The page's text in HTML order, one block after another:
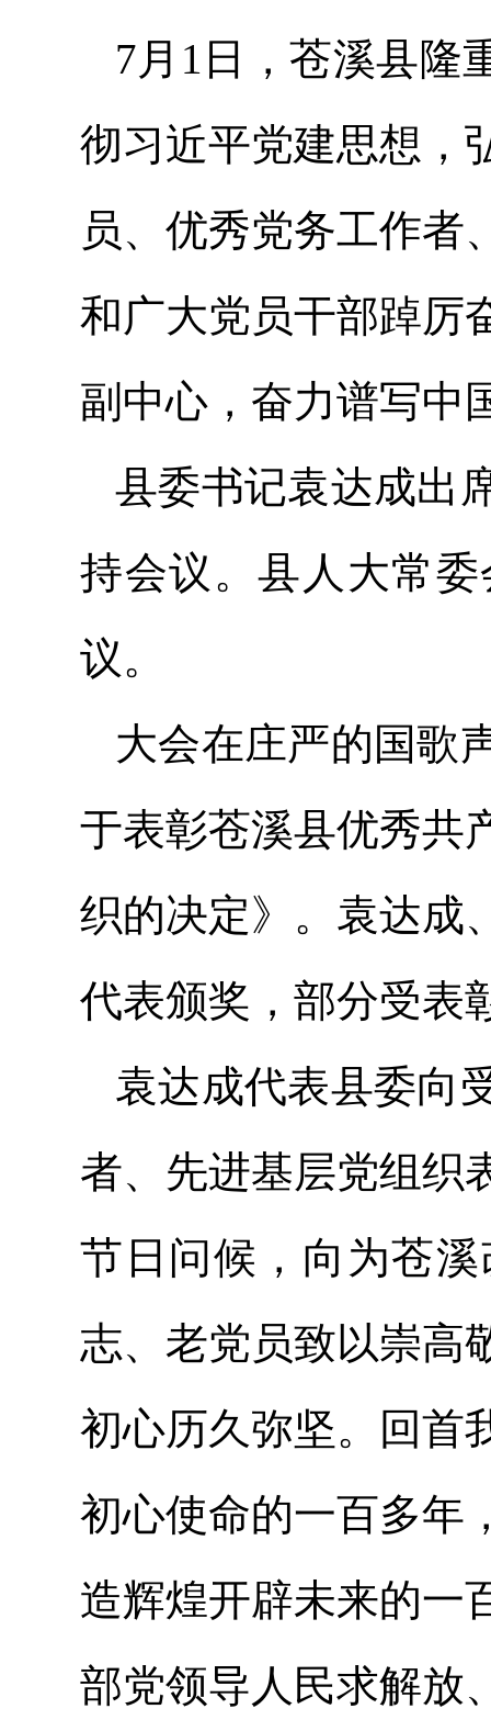
7月1日，苍溪县隆
彻习近平党建思想，
员、优秀党务工作者
和广大党员干部踔厉
副中心，奋力谱写中
县委书记袁达成出
持会议。县人大常
议。
大会在庄严的国歌
于表彰苍溪县优秀共
织的决定》。袁达成
代表颁奖，部分受表
袁达成代表县委向
者、先进基层党组织
节日问候，向为苍
志、老党员致以崇高
初心历久弥坚。回首
初心使命的一百多年
造辉煌开辟未来的一
部党领导人民求解放